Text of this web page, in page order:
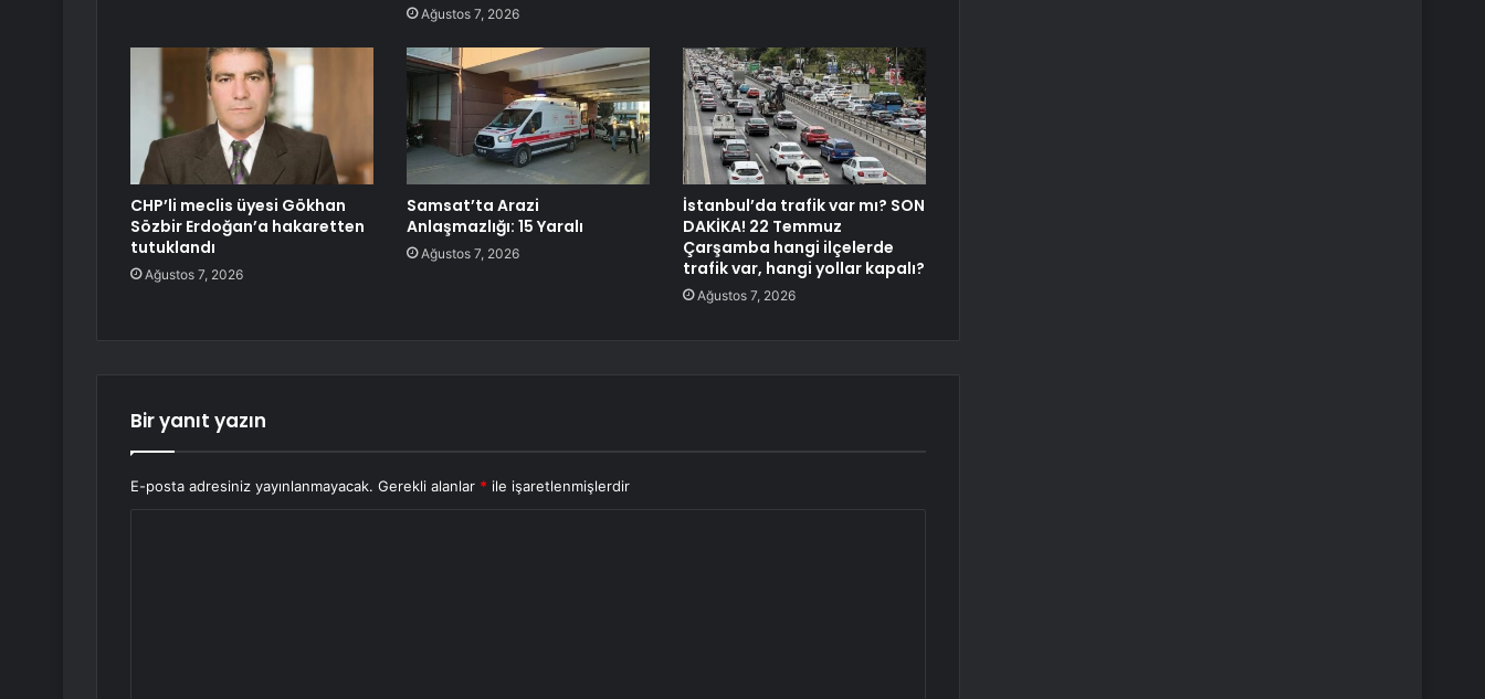
Ağustos 7, 2026
CHP’li meclis üyesi Gökhan
Sözbir Erdoğan’a hakaretten
tutuklandı
Ağustos 7, 2026
Samsat’ta Arazi
Anlaşmazlığı: 15 Yaralı
Ağustos 7, 2026
İstanbul’da trafik var mı? SON
DAKİKA! 22 Temmuz
Çarşamba hangi ilçelerde
trafik var, hangi yollar kapalı?
Ağustos 7, 2026
Bir yanıt yazın
E-posta adresiniz yayınlanmayacak. Gerekli alanlar * ile işaretlenmişlerdir